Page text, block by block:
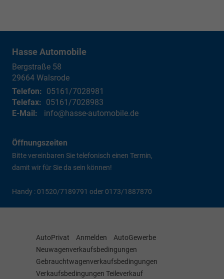
Hasse Automobile
Bergstraße 58
29664 Walsrode
Telefon: 05161/7028981
Telefax: 05161/7028983
E-Mail:
info@hasse-automobile.de
Öffnungszeiten
Bitte vereinbaren Sie telefonisch einen Termin,
damit wir für Sie da sein können!
Handy : 01520/7189791 oder 0173/1887870
AutoPrivat Anmelden
AutoGewerbe
Neuwagenverkaufsbedingungen
Gebrauchtwagenverkaufsbedingungen
Verkaufsbedingungen Teileverkauf